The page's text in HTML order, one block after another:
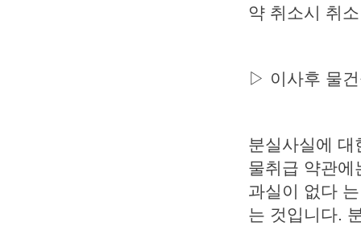
약 취소시 취
▷ 이사후 물
분실사실에 대
물취급 약관에
과실이 없다
는 것입니다.